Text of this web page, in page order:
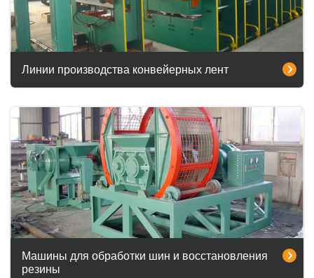
Линии производства конвейерных лент
Машины для обработки шин и восстановления
резины